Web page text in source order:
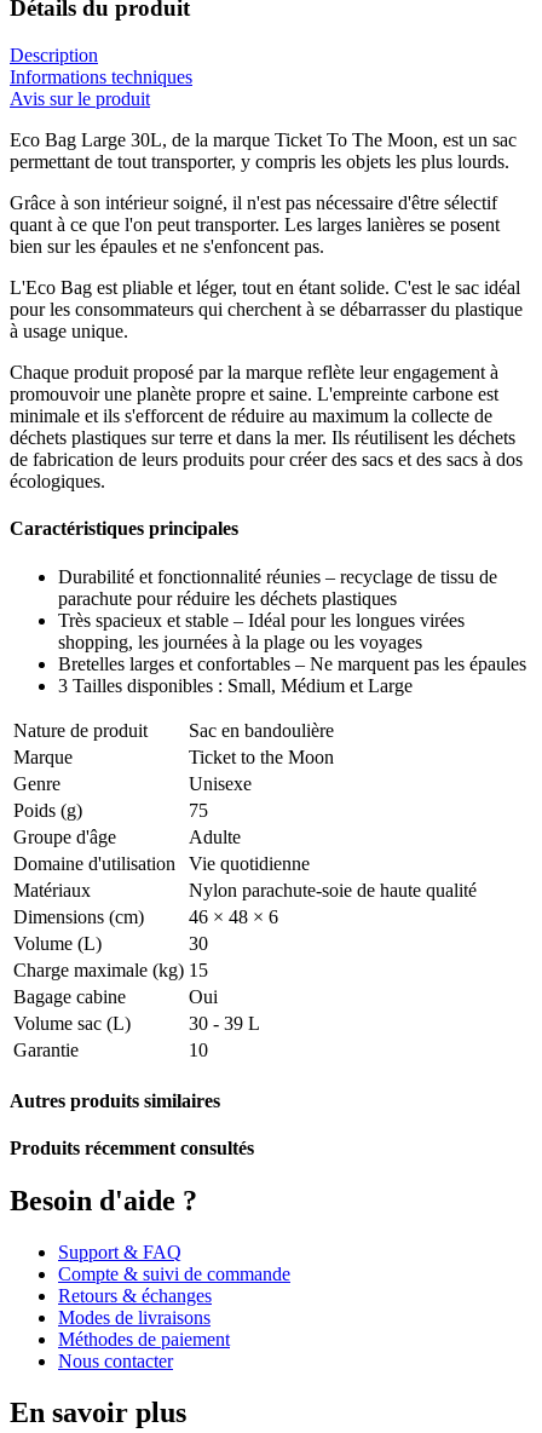
Détails du produit
Description
Informations techniques
Avis sur le produit
Eco Bag Large 30L, de la marque Ticket To The Moon, est un sac
permettant de tout transporter, y compris les objets les plus lourds.
Grâce à son intérieur soigné, il n'est pas nécessaire d'être sélectif
quant à ce que l'on peut transporter. Les larges lanières se posent
bien sur les épaules et ne s'enfoncent pas.
L'Eco Bag est pliable et léger, tout en étant solide. C'est le sac idéal
pour les consommateurs qui cherchent à se débarrasser du plastique
à usage unique.
Chaque produit proposé par la marque reflète leur engagement à
promouvoir une planète propre et saine. L'empreinte carbone est
minimale et ils s'efforcent de réduire au maximum la collecte de
déchets plastiques sur terre et dans la mer. Ils réutilisent les déchets
de fabrication de leurs produits pour créer des sacs et des sacs à dos
écologiques.
Caractéristiques principales
Durabilité et fonctionnalité réunies – recyclage de tissu de
parachute pour réduire les déchets plastiques
Très spacieux et stable – Idéal pour les longues virées
shopping, les journées à la plage ou les voyages
Bretelles larges et confortables – Ne marquent pas les épaules
3 Tailles disponibles : Small, Médium et Large
Nature de produit
Sac en bandoulière
Marque
Ticket to the Moon
Genre
Unisexe
Poids (g)
75
Groupe d'âge
Adulte
Domaine d'utilisation
Vie quotidienne
Matériaux
Nylon parachute-soie de haute qualité
Dimensions (cm)
46 × 48 × 6
Volume (L)
30
Charge maximale (kg) 15
Bagage cabine
Oui
Volume sac (L)
30 - 39 L
Garantie
10
Autres produits similaires
Produits récemment consultés
Besoin d'aide ?
Support & FAQ
Compte & suivi de commande
Retours & échanges
Modes de livraisons
Méthodes de paiement
Nous contacter
En savoir plus